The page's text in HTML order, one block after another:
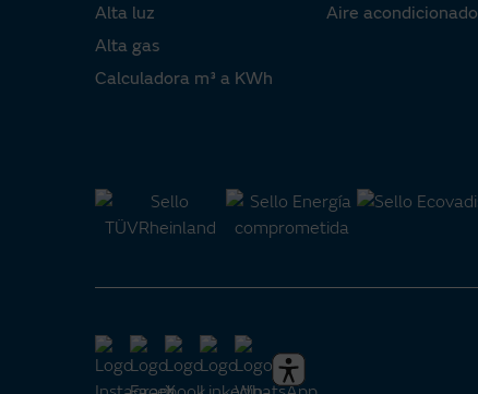
Alta luz
Alta gas
Calculadora m³ a KWh
Aire acondicionado